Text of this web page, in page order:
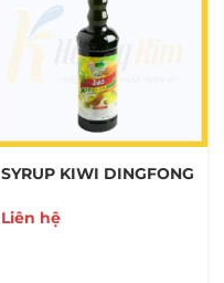
SYRUP KIWI DINGFONG
Liên hệ